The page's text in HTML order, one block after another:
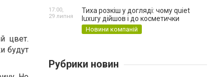
цвет.
будут
Тиха розкіш у догляді: чому quiet
luxury дійшов і до косметички
Новини компаній
17:00,
29 липня
Рубрики новин